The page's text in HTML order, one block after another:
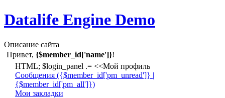
Datalife Engine Demo
Описание сайта
Привет, {$member_id['name']}!
HTML; $login_panel .= <<Мой профиль
Cообщения ({$member_id['pm_unread']} |
{$member_id['pm_all']})
Мои закладки